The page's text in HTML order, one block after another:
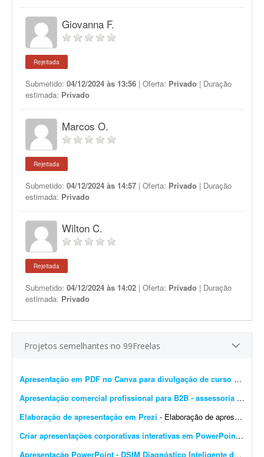
Giovanna F.
Rejeitada
Submetido: 04/12/2024 às 13:56 | Oferta: Privado | Duração
estimada: Privado
Marcos O.
Rejeitada
Submetido: 04/12/2024 às 14:57 | Oferta: Privado | Duração
estimada: Privado
Wilton C.
Rejeitada
Submetido: 04/12/2024 às 14:02 | Oferta: Privado | Duração
estimada: Privado
Projetos semelhantes no 99Freelas
Apresentação em PDF no Canva para divulgação de curso de estética
Apresentação comercial profissional para B2B - assessoria de marketplace
Elaboração de apresentação em Prezi - Elaboração de apresentação em Prezi. O que será disponibilizado para você? 1. Você terá acesso a um arquivo com os tópicos da apresenta...
Criar apresentações corporativas interativas em PowerPoint
-
Apresentação PowerPoint - DSIM Diagnóstico Inteligente de Selos Mecânicos